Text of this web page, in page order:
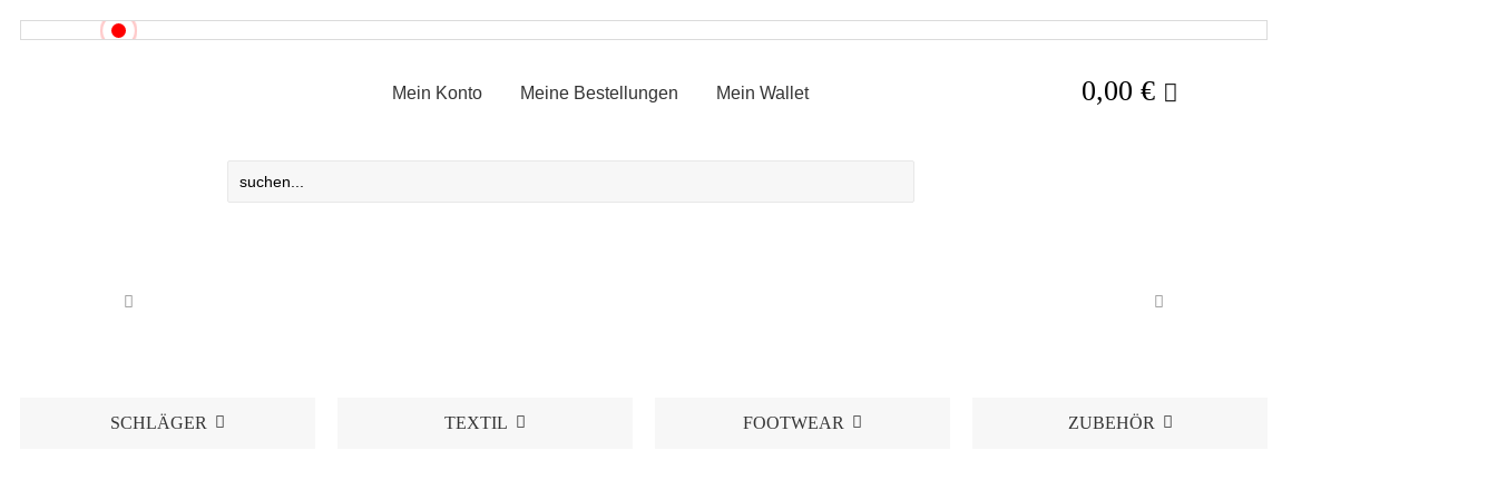
Mein Konto Meine Bestellungen Mein Wallet 0,00 €
SCHLÄGER TEXTIL FOOTWEAR ZUBEHÖR